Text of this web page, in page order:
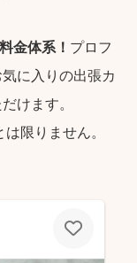
金体系！ プロフ
に入りの出張カ
けます。
限りません。